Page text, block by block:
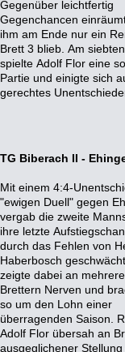
Gegenüber leichtfertig
Gegenchancen
ihm am Ende nur ein
Brett 3 blieb. Am
spielte Adolf Flor eine
Partie und einigte sich
gerechtes
Angriff, gewann eine Figur und
beinahe die Partie. Als
plötzlich Bauern um
geben mußte, wurde er
von der
TG Biberach II -
Mit einem 4:4-
"ewigen Duell" gegen
vergab die zweite
ihre letzte
durch das Fehlen von
Haberbosch
zeigte dabei an
Brettern Nerven und
so um den Lohn einer
überragenden Saison.
Adolf Flor übersah an
ausgeglichener Stellung
überzeugend. Jürgen
einigte sich mit
Gegenüber in unklarer
und drohenden
am vierten Brett auf
während
Vetter direkt in der Eröffnung
einem Läuferopfer
wurde. Er kämpfte danach zwar
erbittert, aber leider
Damit stand es bereits
einer sehr unklaren